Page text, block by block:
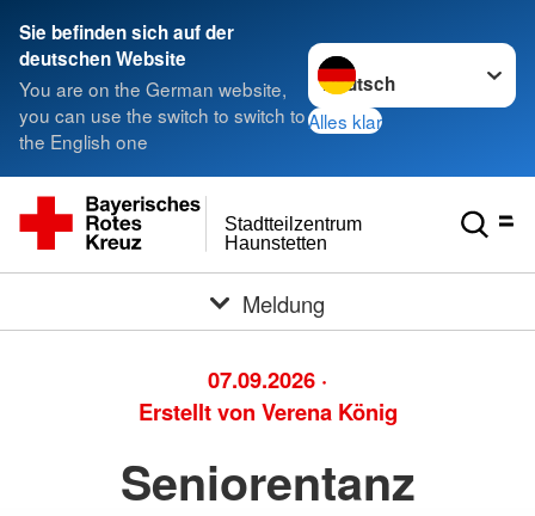
Sie befinden sich auf der
deutschen Website
You are on the German website,
you can use the switch to switch to
the English one
Sprache wechseln zu
Alles klar
Haunstetten
Stadtteilzentrum
Meldung
07.09.2026 ·
Erstellt von Verena König
Seniorentanz